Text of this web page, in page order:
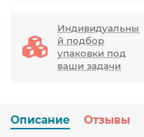
Индивидуальны
й подбор
упаковки под
ваши задачи
Описание Отзывы